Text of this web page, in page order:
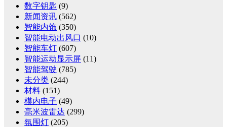
数字钥匙 (9)
新闻资讯 (562)
智能内饰 (350)
智能电动出风口 (10)
智能车灯 (607)
智能运动显示屏 (11)
智能驾驶 (785)
未分类 (244)
材料 (151)
模内电子 (49)
毫米波雷达 (299)
氛围灯 (205)